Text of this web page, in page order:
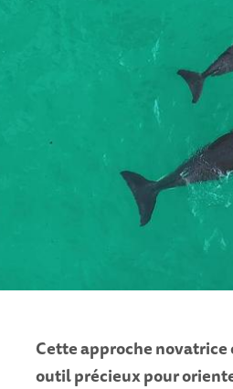
Cette approche novatrice
outil précieux pour